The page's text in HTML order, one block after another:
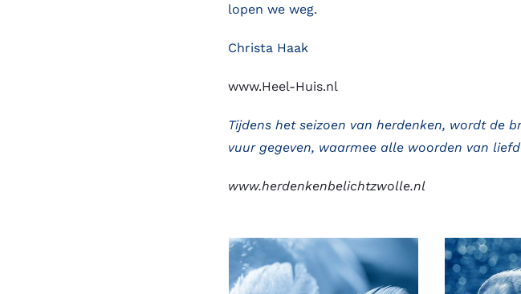
lopen we weg.
Christa Haak
www.Heel-Huis.nl
Tijdens het seizoen van herdenken, wordt de
vuur gegeven, waarmee alle woorden van
www.herdenkenbelichtzwolle.nl